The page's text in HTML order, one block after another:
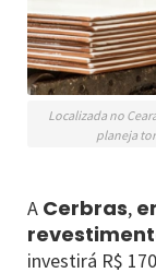
Localizada no
planeja
A Cerbras,
investirá R$